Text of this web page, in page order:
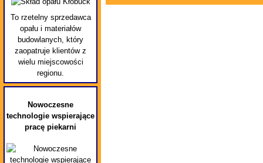
To rzetelny sprzedawca
opału i materiałów
budowlanych, który
zaopatruje klientów z
wielu miejscowości
regionu.
Nowoczesne
technologie wspierające
pracę piekarni